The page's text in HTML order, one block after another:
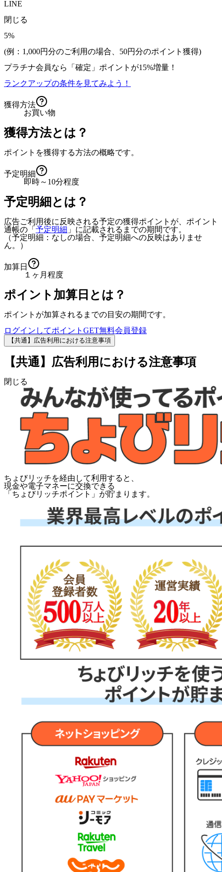
LINE
閉じる
5%
(例：1,000円分のご利用の場合、 50円分のポイント獲得)
プラチナ会員なら
「確定」 ポイントが15%増量！
ランクアップの条件を見てみよう！
獲得方法
お買い物
獲得方法とは？
ポイントを獲得する方法の概略です。
予定明細
即時～10分程度
予定明細とは？
広告ご利用後に反映される予定の獲得ポイントが、ポイント
通帳の「 予定明細 」に記載されるまでの期間です。
（予定明細：なしの場合、予定明細への反映はありませ
ん。）
加算日
１ヶ月程度
ポイント加算日とは？
ポイントが加算されるまでの目安の期間です。
ログインしてポイントGET無料会員登録
【共通】広告利用における注意事項
【共通】広告利用における注意事項
閉じる
ちょびリッチを経由して利用すると、
現金や電子マネーに交換できる
「 ちょびリッチポイント 」が貯まります。